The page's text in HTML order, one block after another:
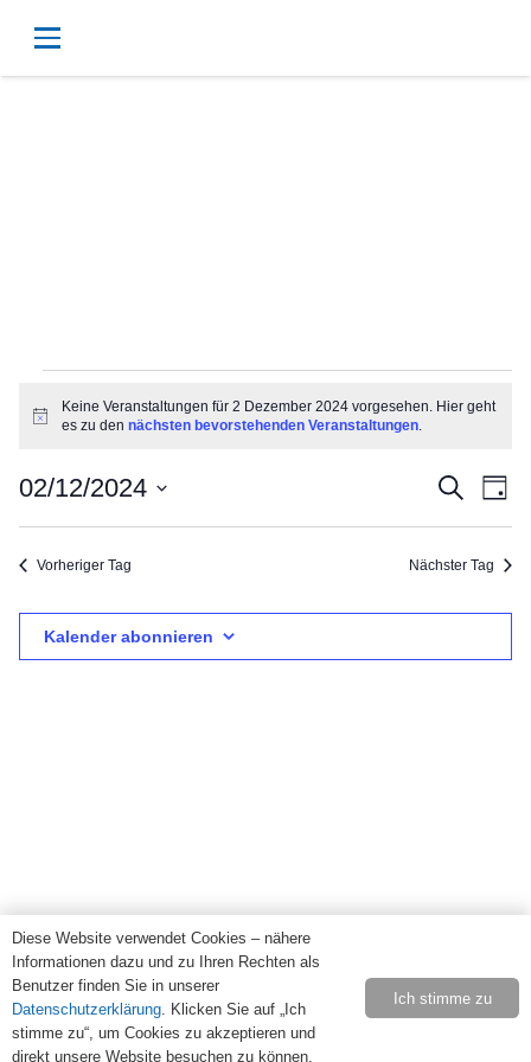
Veranstaltungen
für
2
Dezember
2024
Hinweis
Keine Veranstaltungen für 2 Dezember 2024 vorgesehen. Hier geht
es zu dennächsten bevorstehenden Veranstaltungen.
und
Suche
Tag
02/12/2024
Vorheriger Tag Nächster Tag
Kalender abonnieren
Diese Website verwendet Cookies – nähere
Informationen dazu und zu Ihren Rechten als
Benutzer finden Sie in unserer
Datenschutzerklärung. Klicken Sie auf „Ich
stimme zu“, um Cookies zu akzeptieren und
direkt unsere Website besuchen zu können.
Ich stimme zu